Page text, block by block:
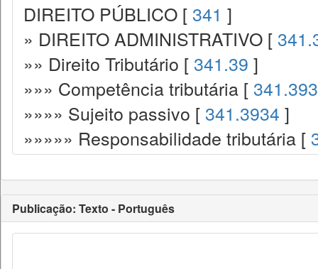
DIREITO PÚBLICO [ 341 ]
» DIREITO ADMINISTRATIVO [
»» Direito Tributário [ 341.39 ]
»»» Competência tributária [ 341.393
»»»» Sujeito passivo [ 341.3934 ]
»»»»» Responsabilidade tributária [
Publicação: Texto - Português